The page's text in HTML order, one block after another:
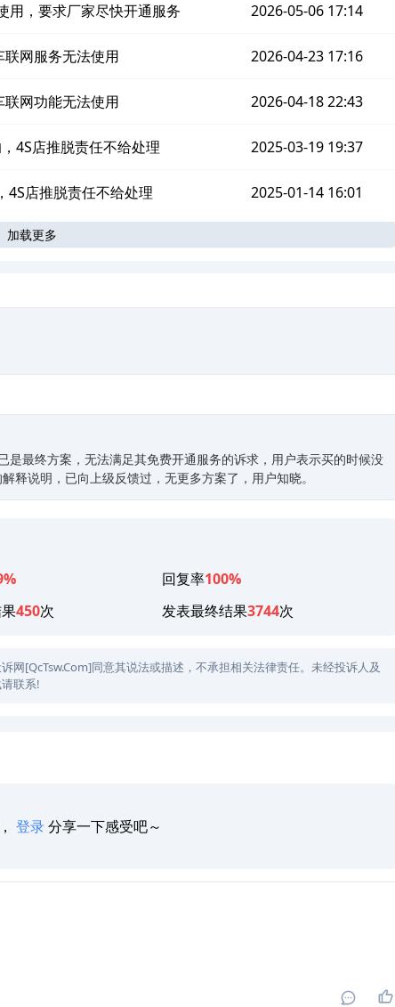
用，要求厂家尽快开通服务 2026-05-06 17:14
网服务无法使用 2026-04-23 17:16
网功能无法使用 2026-04-18 22:43
4S店推脱责任不给处理 2025-03-19 19:37
4S店推脱责任不给处理 2025-01-14 16:01
加载更多
最终方案，无法满足其免费开通服务的诉求，用户表示买的时候没
释说明，已向上级反馈过，无更多方案了，用户知晓。
回复率100%
450次 发表最终结果3744次
网[QcTsw.Com]同意其说法或描述，不承担相关法律责任。未经投诉人及
联系!
登录分享一下感受吧～